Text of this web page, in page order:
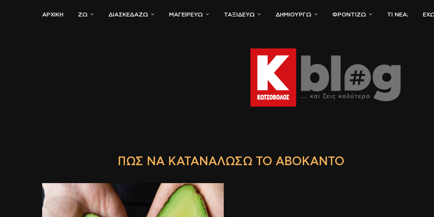
ΑΡΧΙΚΗ ΖΏ ΔΙΑΣΚΕΔΆΖΩ ΜΑΓΕΙΡΕΎΩ ΤΑΞΙΔΕΎΩ ΔΗΜΙΟΥΡΓΏ ΦΡΟΝΤΊΖΩ ΤΙ ΝΈΑ;
ΠΏΣ ΝΑ ΚΑΤΑΝΑΛΏΣΩ ΤΟ ΑΒΟΚΆΝΤΟ